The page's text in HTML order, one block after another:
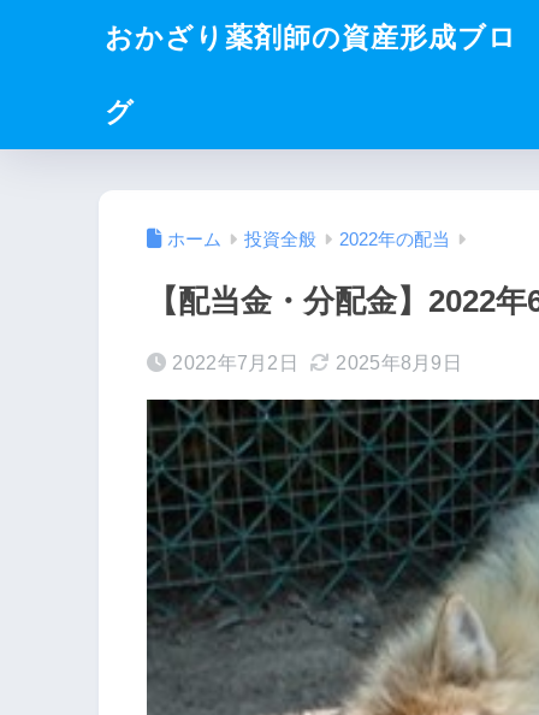
おかざり薬剤師の資産形成ブロ
グ
ホーム 投資全般 2022年の配当
【配当金・分配金】2022年
2022年7月2日 2025年8月9日